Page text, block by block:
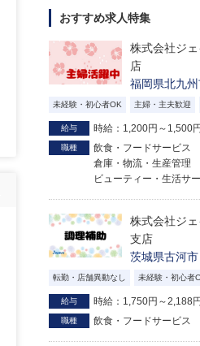
おすすめ求人特集
株式会社ジ
店
福岡県北九
未経験・初心者OK 主婦・主夫歓迎
給与 時給：1,200円～1,500円
職種
飲食・フードサービス
倉庫・物流・生産管理
ビューティー・生活サ
株式会社ジ
支店
茨城県古河市
転勤・店舗異動なし 未経験・初心者
給与 時給：1,750円～2,188円
職種 飲食・フードサービス